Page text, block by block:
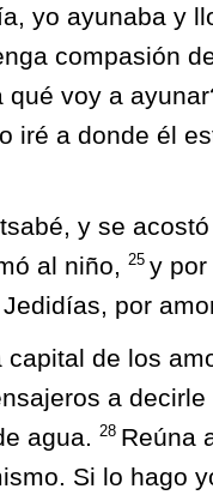
yo ayunaba y
compasión
voy a
iré a donde él
y se
al niño, 25 y por
por
de los
a decirle
agua. 28 Reúna
Si lo hago